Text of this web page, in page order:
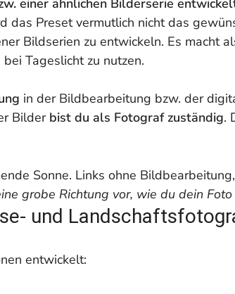
einer ähnlichen Bilderserie
das Preset vermutlich nicht das
Bildserien zu entwickeln. Es macht
Tageslicht zu nutzen.
in der Bildbearbeitung bzw. der
Bilder bist du als Fotograf zuständig.
grobe Richtung vor, wie du dein
und
entwickelt: